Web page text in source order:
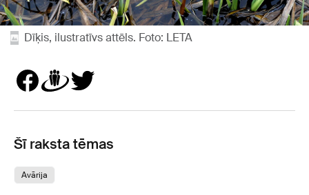
Dīķis, ilustratīvs attēls. Foto: LETA
Šī raksta tēmas
Avārija